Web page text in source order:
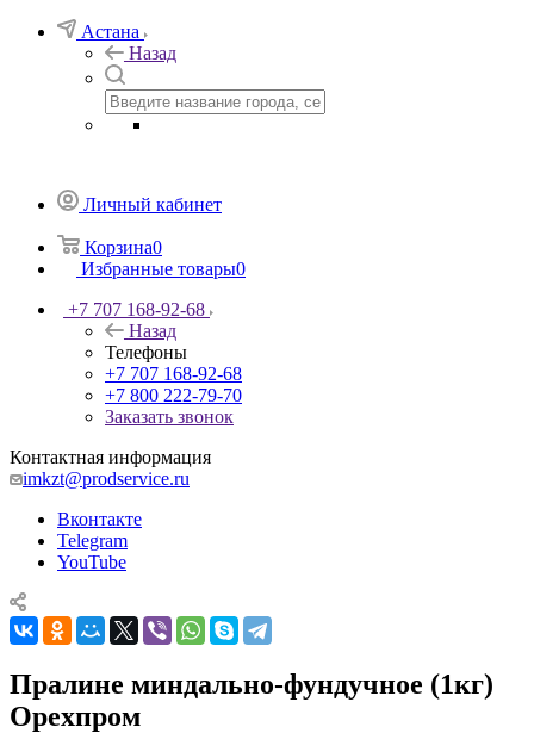
Астана
Назад
Личный кабинет
Корзина0
Избранные товары0
+7 707 168-92-68
Назад
Телефоны
+7 707 168-92-68
+7 800 222-79-70
Заказать звонок
Контактная информация
imkzt@prodservice.ru
Вконтакте
Telegram
YouTube
Пралине миндально-фундучное (1кг)
Орехпром